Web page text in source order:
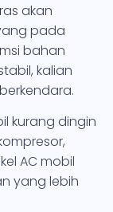
akan
pada
bahan
kalian
kurang dingin
AC mobil
yang lebih